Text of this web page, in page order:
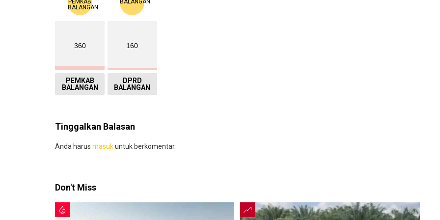
360
PEMKAB
BALANGAN
160
DPRD
BALANGAN
Tinggalkan Balasan
Anda harus masukuntuk berkomentar.
Don't Miss